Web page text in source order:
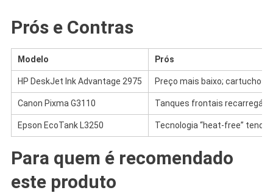
Prós e Contras
Modelo Prós
HP DeskJet Ink Advantage 2975 Preço mais baixo;
Canon Pixma G3110 Tanques frontais
Epson EcoTank L3250 Tecnologia “heat-free”
Para quem é recomendado
este produto